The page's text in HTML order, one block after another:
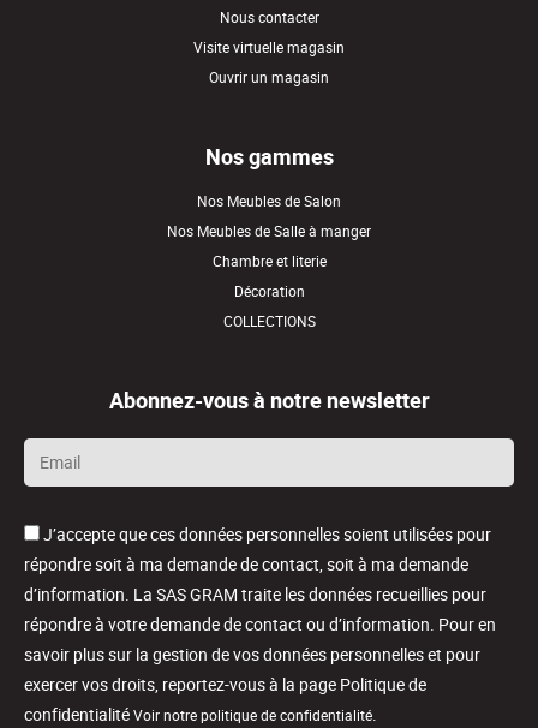
Nous contacter
Visite virtuelle magasin
Ouvrir un magasin
Nos gammes
Nos Meubles de Salon
Nos Meubles de Salle à manger
Chambre et literie
Décoration
COLLECTIONS
Abonnez-vous à notre newsletter
Email
*
J’accepte que ces données personnelles soient utilisées pour
répondre soit à ma demande de contact, soit à ma demande
d’information. La SAS GRAM traite les données recueillies pour
répondre à votre demande de contact ou d’information. Pour en
savoir plus sur la gestion de vos données personnelles et pour
exercer vos droits, reportez-vous à la page Politique de
confidentialitéVoir notre politique de confidentialité.